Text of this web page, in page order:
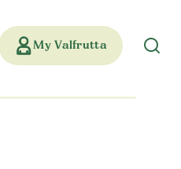
My Valfrutta